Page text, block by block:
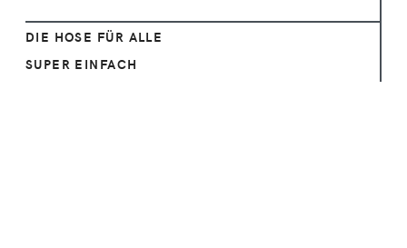
DIE HOSE FÜR ALLE
SUPER EINFACH